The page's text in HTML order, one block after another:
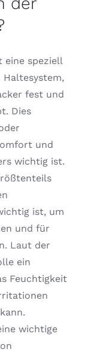
eine speziell
Haltesystem,
fest und
Dies
und
wichtig ist.
ist, um
und für
Laut der
ein
Feuchtigkeit
wichtige